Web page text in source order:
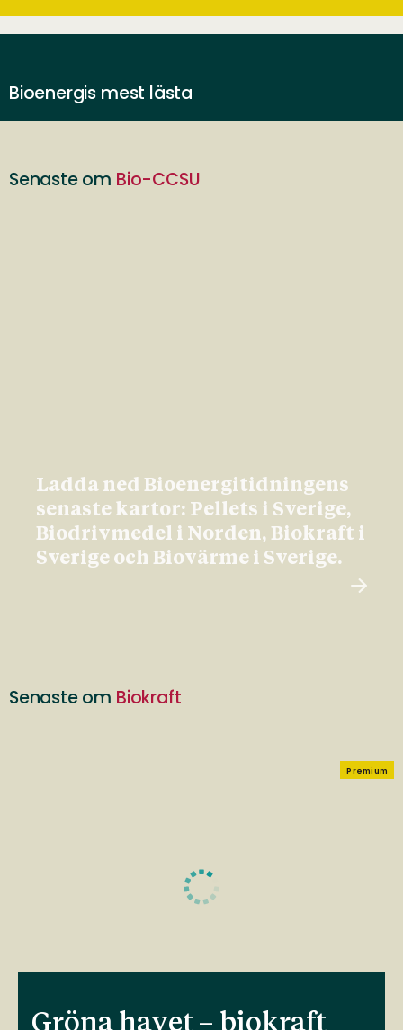
Bioenergis mest lästa
Senaste om Bio-CCSU
Ladda ned Bioenergitidningens
senaste kartor: Pellets i Sverige,
Biodrivmedel i Norden, Biokraft i
Sverige och Biovärme i Sverige.
Senaste om Biokraft
Premium
Gröna havet – biokraft